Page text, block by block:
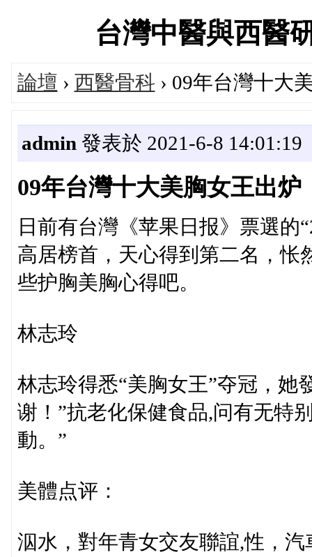
台灣中醫與西醫
論壇 › 西醫骨科 › 09年台灣十大
admin 發表於 2021-6-8 14:01:19
09年台灣十大美胸女王出炉
日前有台灣《苹果日报》票選的
高居榜首，天心得到第二名，怅
些护胸美胸心得吧。
林志玲
林志玲得悉“美胸女王”夺冠，她
谢！”抗老化保健食品,问有无特
動。”
美體点评：
泅水，對年青女交友聯誼,性，